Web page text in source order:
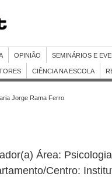
OPINIÃO SEMINÁRIOS E
CIÊNCIA NA ESCOLA
Jorge Rama Ferro
Área:
Centro: